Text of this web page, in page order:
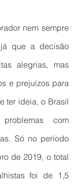
nem sempre
que a decisão
alegrias, mas
e prejuízos para
ter ideia, o Brasil
com
Só no período
de 2019, o total
foi de 1,5